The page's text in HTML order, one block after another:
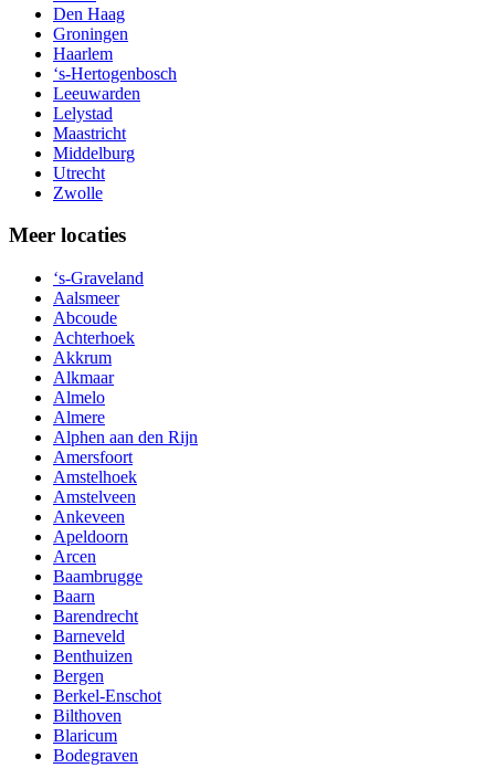
Den Haag
Groningen
Haarlem
‘s-Hertogenbosch
Leeuwarden
Lelystad
Maastricht
Middelburg
Utrecht
Zwolle
Meer locaties
‘s-Graveland
Aalsmeer
Abcoude
Achterhoek
Akkrum
Alkmaar
Almelo
Almere
Alphen aan den Rijn
Amersfoort
Amstelhoek
Amstelveen
Ankeveen
Apeldoorn
Arcen
Baambrugge
Baarn
Barendrecht
Barneveld
Benthuizen
Bergen
Berkel-Enschot
Bilthoven
Blaricum
Bodegraven